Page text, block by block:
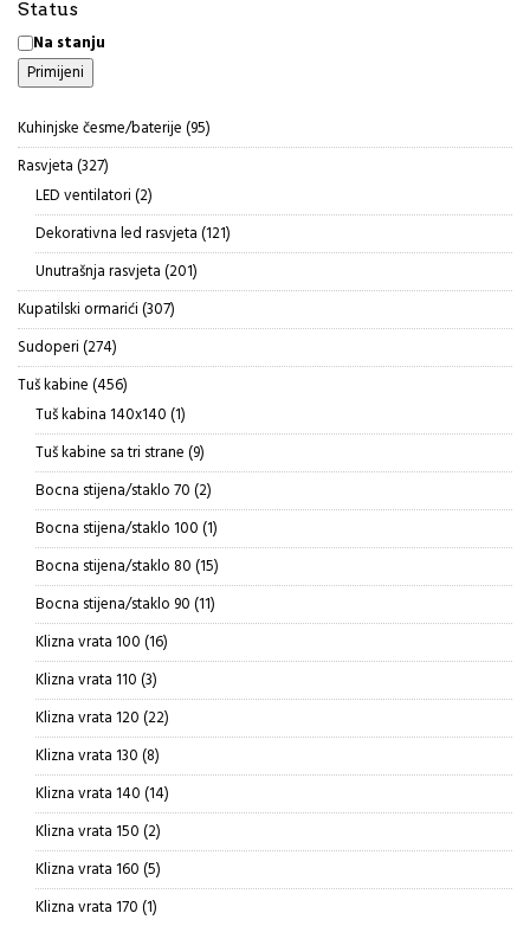
Status
Status
Na stanju
Primijeni
Kuhinjske česme/baterije 9595
proizvoda
Rasvjeta 327327
proizvoda
LED ventilatori 22
proizvoda
Dekorativna led rasvjeta 121121
proizvod
Unutrašnja rasvjeta 201201
proizvod
Kupatilski ormarići 307307
proizvoda
Sudoperi 274274
proizvoda
Tuš kabine 456456
proizvoda
Tuš kabina 140x140 11
proizvod
Tuš kabine sa tri strane 99
proizvoda
Bocna stijena/staklo 70 22
proizvoda
Bocna stijena/staklo 100 11
proizvod
Bocna stijena/staklo 80 1515
proizvoda
Bocna stijena/staklo 90 1111
proizvoda
Klizna vrata 100 1616
proizvoda
Klizna vrata 110 33
proizvoda
Klizna vrata 120 2222
proizvoda
Klizna vrata 130 88
proizvoda
Klizna vrata 140 1414
proizvoda
Klizna vrata 150 22
proizvoda
Klizna vrata 160 55
proizvoda
Klizna vrata 170 11